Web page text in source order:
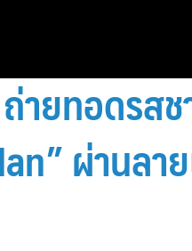
ายทอดรส
ผ่านลา